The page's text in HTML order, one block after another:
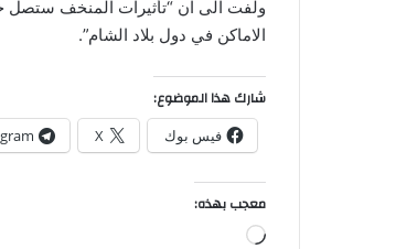
ولفت الى ان “تأثيرات المنخف ستصل
الاماكن في دول بلاد الشام”.
شارك هذا الموضوع:
فيس بوك X
معجب بهذه:
جاري